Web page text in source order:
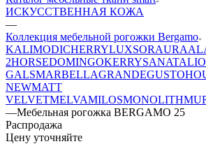
ИСКУССТВЕННАЯ КОЖА
—
Коллекция мебельной рогожки Bergamo
KALIMODICHERRYLUXSORAURA
2HORSEDOMINGOKERRYSANATA
GALSMARBELLAGRANDEGUSTO
NEWMATT
VELVETMELVAMILOSMONOLITH
—Мебельная рогожка BERGAMO 25
Распродажа
Цену уточняйте